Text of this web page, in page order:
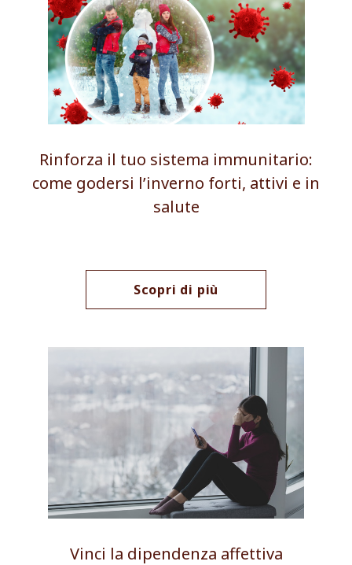
Rinforza il tuo sistema immunitario:
come godersi l’inverno forti, attivi e in
salute
Scopri di più
Vinci la dipendenza affettiva